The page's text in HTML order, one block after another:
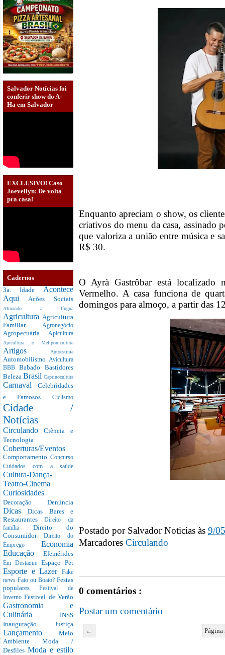
Salvador Notícias foi
conferir show do A-
Ha em Salvador
EXCLUSIVO! Caso
Joevellyn: De volta
pra casa!
Cadernos
3a. Idade Acontece
Aqui Acões Sociais
Afinando a língua
Agricultura Agricultura
Familiar Agronegócio
Agropecuária Apicultura
Apicultura e Meliponicultura
Artigos Autoestima
Automobilismo Avicultura
BBBBabado Bastidores
Beleza Brasil Caprinocultura
Carnaval Celebridades
e Famosos Ciclismo
Cidade /
Notícias
CirculandoCiência e
Tecnologia
Coberturas/Eventos
Comportamento Concurso
Cuidados com a saúde
Cultura-Dança-
Teatro-Cinema
Curiosidades
Decoração Denúncia
DicasDicas Bares e
RestaurantesDireito da
família Direito do
Consumidor Direito do
Emprego Economia
Educação Efemérides
Em Destaque Espaço Pet
Esporte e Lazer
Fake
news Fato ou Boato? Festas
popularesFestival de
InvernoFestival de Verão
Gastronomia e
Culinária INSS
Inauguração Justiça
Lançamento Meio
AmbienteModa /
Desfiles Moda e estilo
Enquanto apreciam o show, os
criativos do menu da casa, assinado
que valoriza a união entre música e
R$ 30.
O Ayrà Gastrôbar está
Vermelho. A casa funciona de
domingos para almoço, a partir das
Postado por Salvador Noticias às 9/
Marcadores Circulando
0 comentários :
Postar um comentário
←